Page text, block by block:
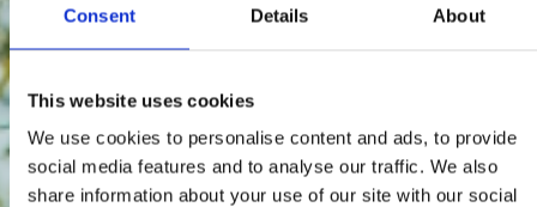
Consent Details About
This website uses cookies
We use cookies to personalise content and ads, to provide
social media features and to analyse our traffic. We also
share information about your use of our site with our social